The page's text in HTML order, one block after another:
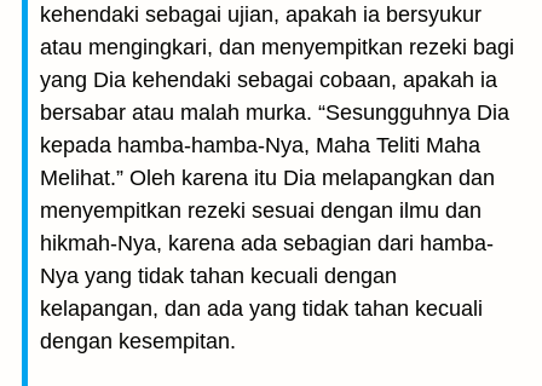
kehendaki sebagai ujian, apakah ia bersyukur
atau mengingkari, dan menyempitkan rezeki bagi
yang Dia kehendaki sebagai cobaan, apakah ia
bersabar atau malah murka. “Sesungguhnya Dia
kepada hamba-hamba-Nya, Maha Teliti Maha
Melihat.” Oleh karena itu Dia melapangkan dan
menyempitkan rezeki sesuai dengan ilmu dan
hikmah-Nya, karena ada sebagian dari hamba-
Nya yang tidak tahan kecuali dengan
kelapangan, dan ada yang tidak tahan kecuali
dengan kesempitan.